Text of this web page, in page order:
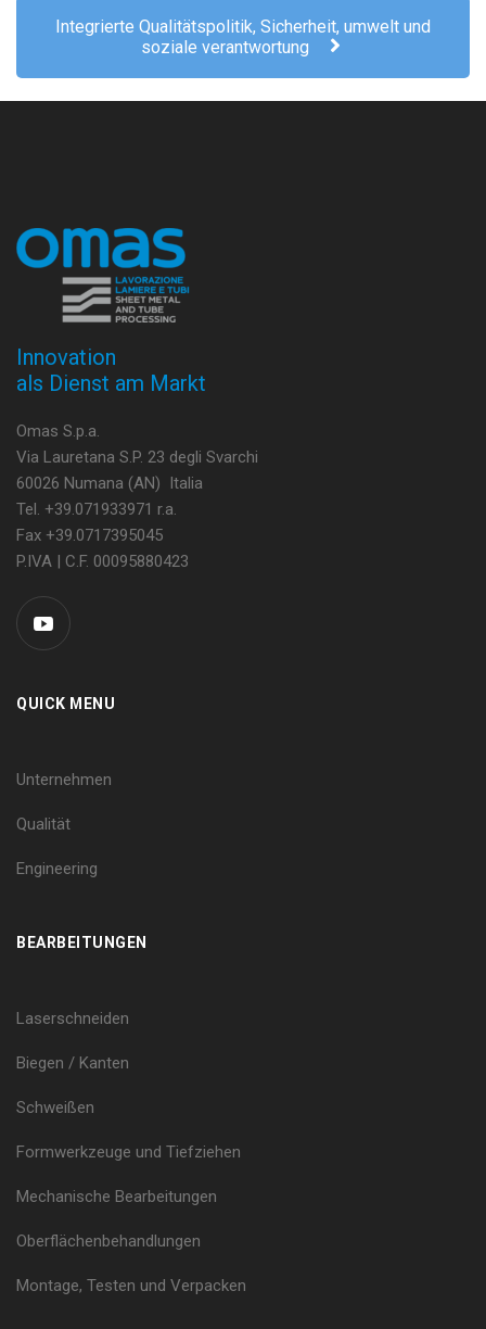
Integrierte Qualitätspolitik, Sicherheit, umwelt und
soziale verantwortung
Innovation
als Dienst am Markt
Omas S.p.a.
Via Lauretana S.P. 23 degli Svarchi
60026 Numana (AN) Italia
Tel. +39.071933971 r.a.
Fax +39.0717395045
P.IVA | C.F. 00095880423
QUICK MENU
Unternehmen
Qualität
Engineering
BEARBEITUNGEN
Laserschneiden
Biegen / Kanten
Schweißen
Formwerkzeuge und Tiefziehen
Mechanische Bearbeitungen
Oberflächenbehandlungen
Montage, Testen und Verpacken